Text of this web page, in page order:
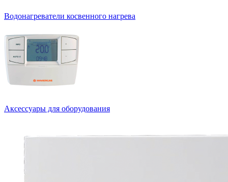
Водонагреватели косвенного нагрева
Аксессуары для оборудования